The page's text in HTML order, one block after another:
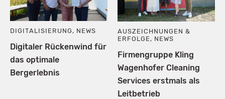
DIGITALISIERUNG, NEWS
Digitaler Rückenwind für
das optimale
Bergerlebnis
AUSZEICHNUNGEN &
ERFOLGE , NEWS
Firmengruppe Kling
Wagenhofer Cleaning
Services erstmals als
Leitbetrieb